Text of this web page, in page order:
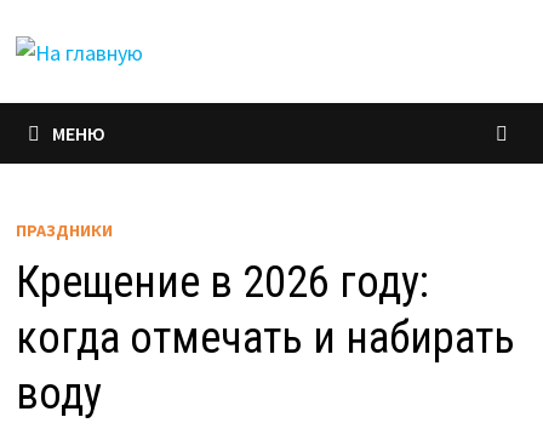
МЕНЮ
ПРАЗДНИКИ
Крещение в 2026 году:
когда отмечать и набирать
воду